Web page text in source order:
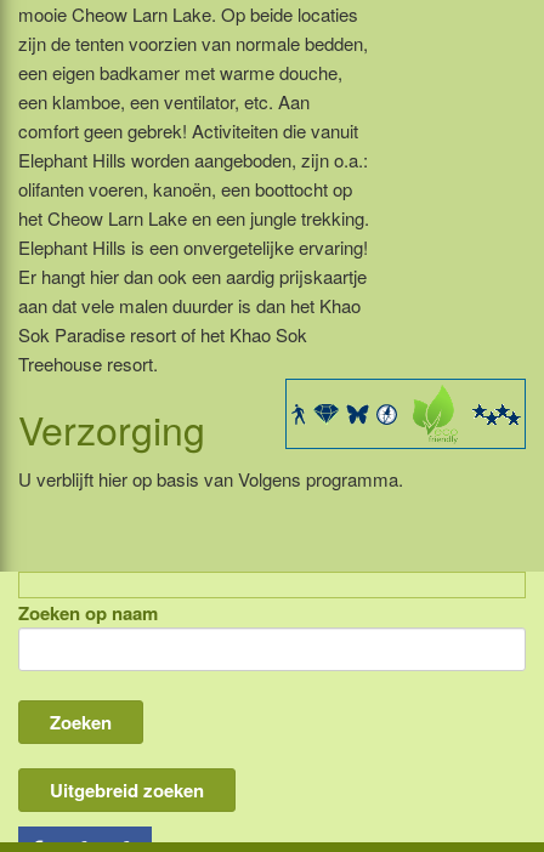
mooie Cheow Larn Lake. Op beide locaties
zijn de tenten voorzien van normale bedden,
een eigen badkamer met warme douche,
een klamboe, een ventilator, etc. Aan
comfort geen gebrek! Activiteiten die vanuit
Elephant Hills worden aangeboden, zijn o.a.:
olifanten voeren, kanoën, een boottocht op
het Cheow Larn Lake en een jungle trekking.
Elephant Hills is een onvergetelijke ervaring!
Er hangt hier dan ook een aardig prijskaartje
aan dat vele malen duurder is dan het Khao
Sok Paradise resort of het Khao Sok
Treehouse resort.
Verzorging
U verblijft hier op basis van Volgens programma.
Indonesië, eilandcombinaties
Bali
Lombok
Flores & Komodo
Overige Sunda eilanden
Zoeken op naam
Uitgebreid zoeken